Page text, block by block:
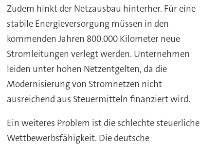
Zudem hinkt der Netzausbau hinterher. Für eine
stabile Energieversorgung müssen in den
kommenden Jahren 800.000 Kilometer neue
Stromleitungen verlegt werden. Unternehmen
leiden unter hohen Netzentgelten, da die
Modernisierung von Stromnetzen nicht
ausreichend aus Steuermitteln finanziert wird.
Ein weiteres Problem ist die schlechte steuerliche
Wettbewerbsfähigkeit. Die deutsche